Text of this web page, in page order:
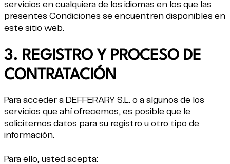
servicios en cualquiera de los idiomas en los que las
presentes Condiciones se encuentren disponibles en
este sitio web.
3. REGISTRO Y PROCESO DE
CONTRATACIÓN
Para acceder a DEFFERARY S.L. o a algunos de los
servicios que ahí ofrecemos, es posible que le
solicitemos datos para su registro u otro tipo de
información.
Para ello, usted acepta: